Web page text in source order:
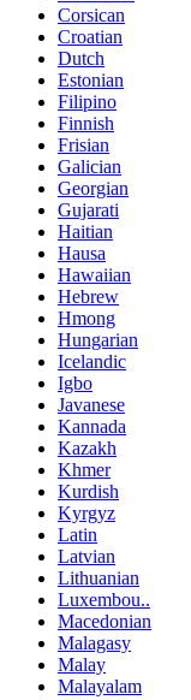
Corsican
Croatian
Dutch
Estonian
Filipino
Finnish
Frisian
Galician
Georgian
Gujarati
Haitian
Hausa
Hawaiian
Hebrew
Hmong
Hungarian
Icelandic
Igbo
Javanese
Kannada
Kazakh
Khmer
Kurdish
Kyrgyz
Latin
Latvian
Lithuanian
Luxembou..
Macedonian
Malagasy
Malay
Malayalam